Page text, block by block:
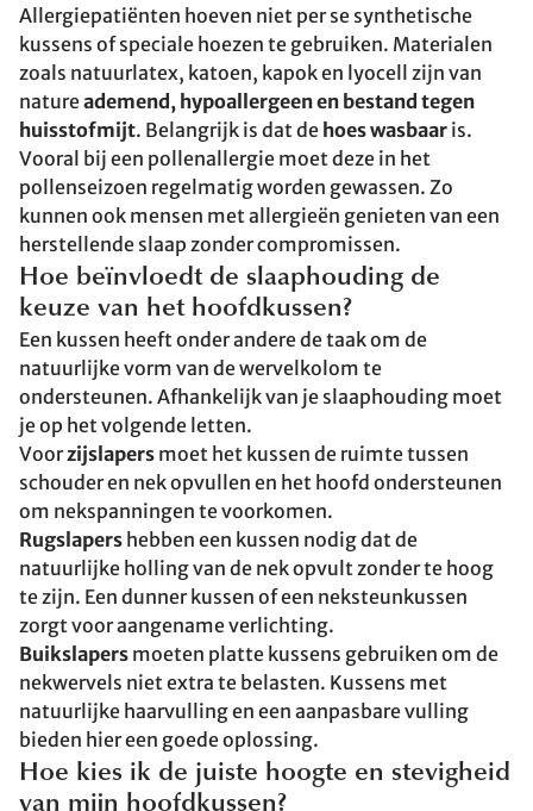
Allergiepatiënten hoeven niet per se synthetische
kussens of speciale hoezen te gebruiken. Materialen
zoals natuurlatex, katoen, kapok en lyocell zijn van
natureademend, hypoallergeen en bestand tegen
huisstofmijt. Belangrijk is dat de hoes wasbaar is.
Vooral bij een pollenallergie moet deze in het
pollenseizoen regelmatig worden gewassen. Zo
kunnen ook mensen met allergieën genieten van een
herstellende slaap zonder compromissen.
Hoe beïnvloedt de slaaphouding de
keuze van het hoofdkussen?
Een kussen heeft onder andere de taak om de
natuurlijke vorm van de wervelkolom te
ondersteunen. Afhankelijk van je slaaphouding moet
je op het volgende letten.
Voorzijslapers moet het kussen de ruimte tussen
schouder en nek opvullen en het hoofd ondersteunen
om nekspanningen te voorkomen.
Rugslapers hebben een kussen nodig dat de
natuurlijke holling van de nek opvult zonder te hoog
te zijn. Een dunner kussen of een neksteunkussen
zorgt voor aangename verlichting.
Buikslapers moeten platte kussens gebruiken om de
nekwervels niet extra te belasten. Kussens met
natuurlijke haarvulling en een aanpasbare vulling
bieden hier een goede oplossing.
Hoe kies ik de juiste hoogte en stevigheid
van mijn hoofdkussen?